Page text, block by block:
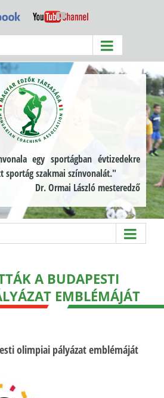
Facebook YouTube
egy sportágban évtizedekre
sportág szakmai színvonalát."
Dr. Ormai László mesteredző
A BUDAPESTI
EMBLÉMÁJÁT
olimpiai pályázat emblémáját